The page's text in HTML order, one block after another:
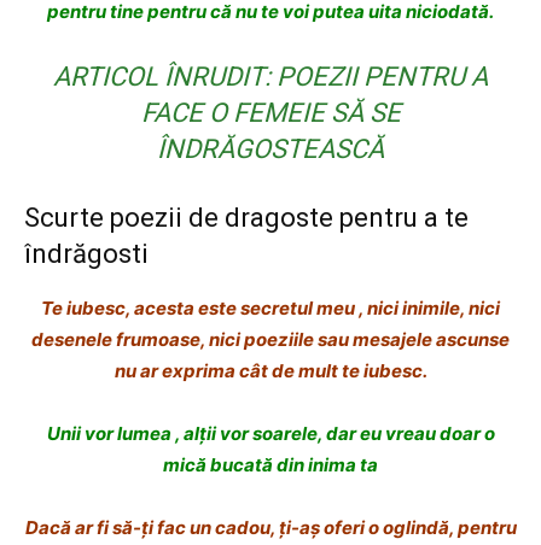
pentru tinepentru că nu te voi putea uita niciodată.
ARTICOL ÎNRUDIT: POEZII PENTRU A
FACE O FEMEIE SĂ SE
ÎNDRĂGOSTEASCĂ
Scurte poezii de dragoste pentru a te
îndrăgosti
Te iubesc, acesta este secretul meu, nici inimile, nici
desenele frumoase, nici poeziile sau mesajele ascunse
nu ar exprima cât de mult te iubesc.
Unii vor lumea , alții vor soarele, dar eu vreau doaro
mică bucată din inima ta
Dacă ar fi să-ți fac un cadou, ți-aș oferi o oglindă, pentru